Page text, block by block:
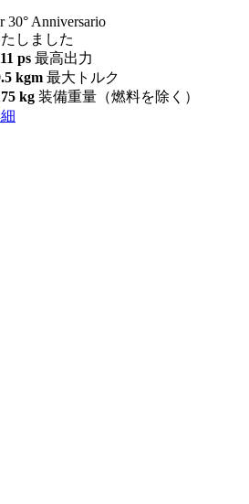
30° Anniversario
しました
ps 最高出力
kgm 最大トルク
kg 装備重量（燃料を除く）